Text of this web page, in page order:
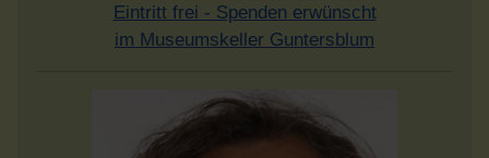
Eintritt frei - Spenden erwünscht
im Museumskeller Guntersblum